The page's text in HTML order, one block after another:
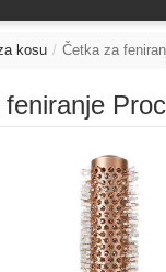
kosu Četka za